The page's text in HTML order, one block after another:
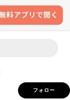
フォロー